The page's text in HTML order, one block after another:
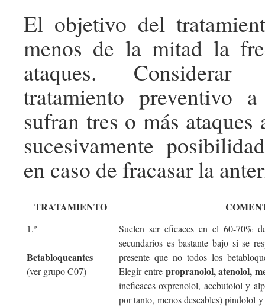
El objetivo del
menos de la mitad la
ataques.
tratamiento preventivo
sufran tres o más ataques
sucesivamente
en caso de fracasar la
TRATAMIENTO
1.º
Betabloqueantes
(ver grupo C07)
Suelen ser eficaces en el 60-70%
secundarios es bastante bajo si se
presente que no todos los
Elegir entre propranolol, atenolol,
ineficaces oxprenolol, acebutolol y
por tanto, menos deseables) pindolol